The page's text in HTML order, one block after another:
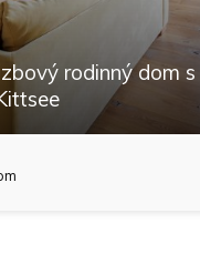
rodinný dom